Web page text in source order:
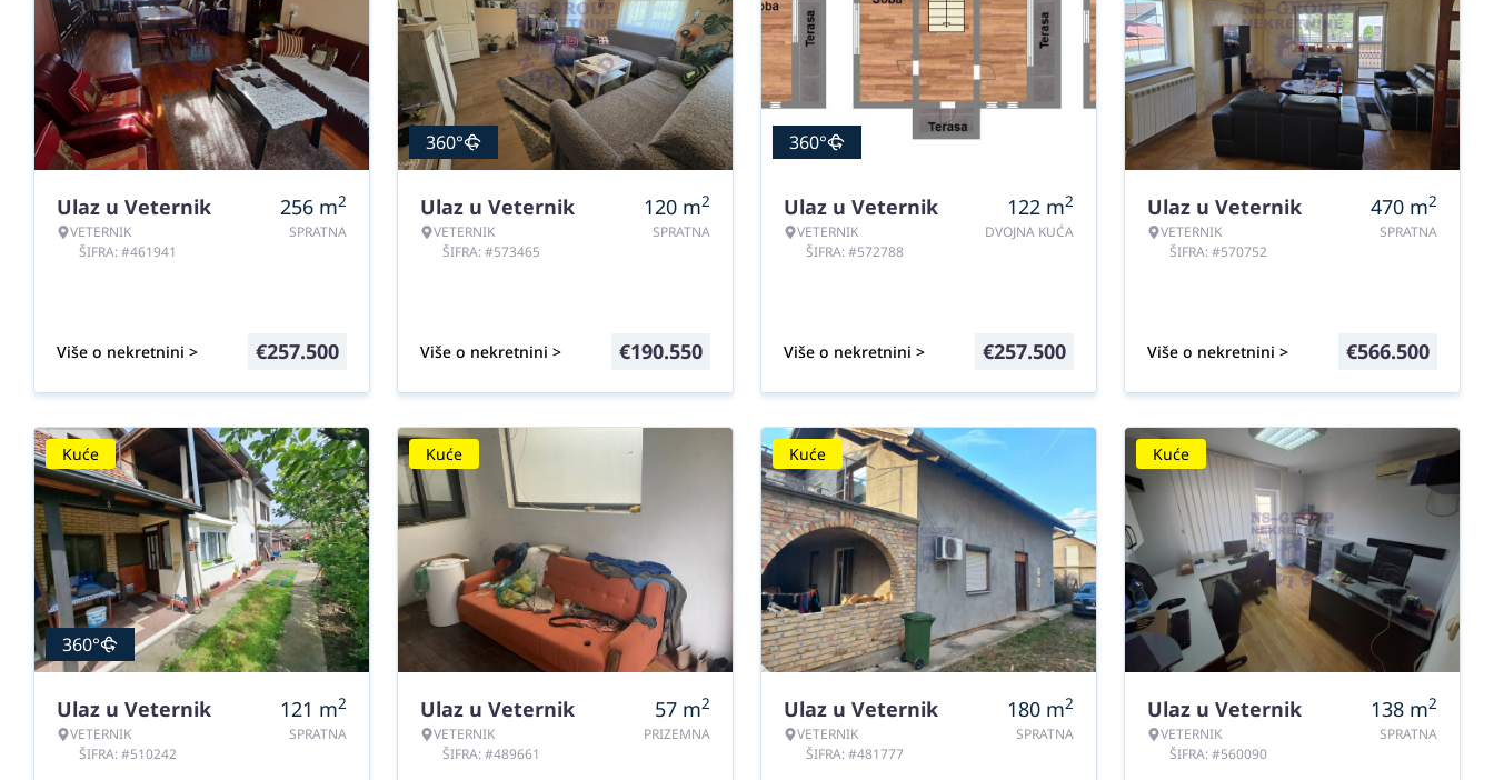
Ulaz u Veternik
VETERNIK
ŠIFRA: #461941
256 m2
SPRATNA
Više o nekretnini > €257.500
360°
Ulaz u Veternik
VETERNIK
ŠIFRA: #573465
120 m2
SPRATNA
Više o nekretnini > €190.550
360°
Ulaz u Veternik
VETERNIK
ŠIFRA: #572788
122 m2
DVOJNA KUĆA
Više o nekretnini > €257.500
Ulaz u Veternik
VETERNIK
ŠIFRA: #570752
470 m2
SPRATNA
Više o nekretnini > €566.500
Kuće
360°
Ulaz u Veternik
VETERNIK
ŠIFRA: #510242
121 m2
SPRATNA
Kuće
Ulaz u Veternik
VETERNIK
ŠIFRA: #489661
57 m2
PRIZEMNA
Kuće
Ulaz u Veternik
VETERNIK
ŠIFRA: #481777
180 m2
SPRATNA
Kuće
Ulaz u Veternik
VETERNIK
ŠIFRA: #560090
138 m2
SPRATNA